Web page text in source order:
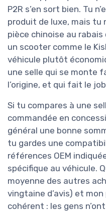
P2R s’en sort bien. Tu
produit de luxe, mais tu
pièce chinoise au
un scooter comme le
véhicule plutôt
une selle qui se monte
l’origine, et qui fait le
Si tu compares à une
commandée en
général une bonne
tu gardes une
références OEM
spécifique au véhicule.
moyenne des autres
vingtaine d’avis) et
cohérent : les gens